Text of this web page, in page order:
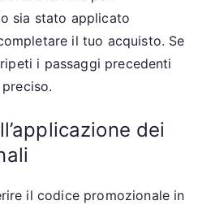
sia stato applicato
il tuo acquisto. Se
i passaggi precedenti
dei
il codice promozionale in